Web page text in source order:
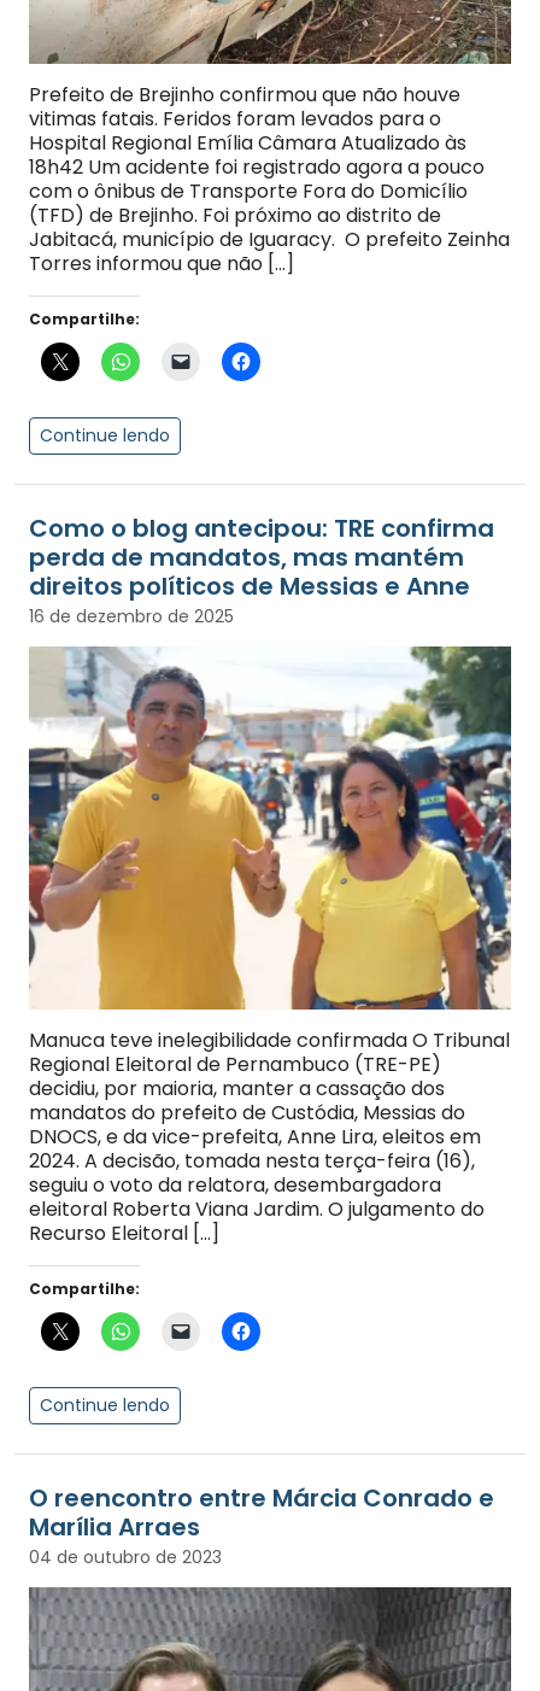
Prefeito de Brejinho confirmou que não houve
vitimas fatais. Feridos foram levados para o
Hospital Regional Emília Câmara Atualizado às
18h42 Um acidente foi registrado agora a pouco
com o ônibus de Transporte Fora do Domicílio
(TFD) de Brejinho. Foi próximo ao distrito de
Jabitacá, município de Iguaracy. O prefeito Zeinha
Torres informou que não […]
Compartilhe:
Continue lendo
Como o blog antecipou: TRE confirma
perda de mandatos, mas mantém
direitos políticos de Messias e Anne
16 de dezembro de 2025
Manuca teve inelegibilidade confirmada O Tribunal
Regional Eleitoral de Pernambuco (TRE-PE)
decidiu, por maioria, manter a cassação dos
mandatos do prefeito de Custódia, Messias do
DNOCS, e da vice-prefeita, Anne Lira, eleitos em
2024. A decisão, tomada nesta terça-feira (16),
seguiu o voto da relatora, desembargadora
eleitoral Roberta Viana Jardim. O julgamento do
Recurso Eleitoral […]
Compartilhe:
Continue lendo
O reencontro entre Márcia Conrado e
Marília Arraes
04 de outubro de 2023